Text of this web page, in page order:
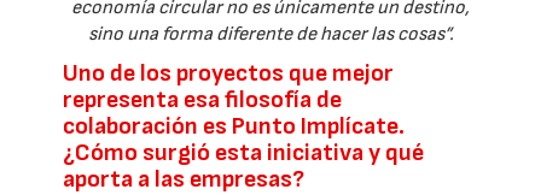
economía circular no es únicamente un destino,
sino una forma diferente de hacer las cosas”.
Uno de los proyectos que mejor
representa esa filosofía de
colaboración es Punto Implícate.
¿Cómo surgió esta iniciativa y qué
aporta a las empresas?